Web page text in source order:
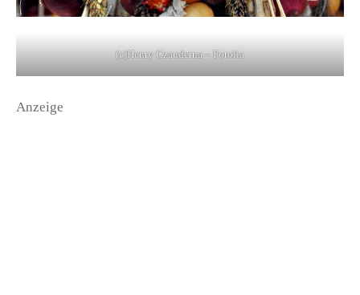
(c)Henry Czauderna – Fotolia
Anzeige